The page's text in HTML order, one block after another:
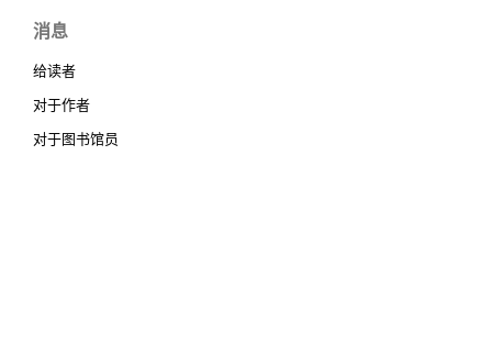
消息
给读者
对于作者
对于图书馆员